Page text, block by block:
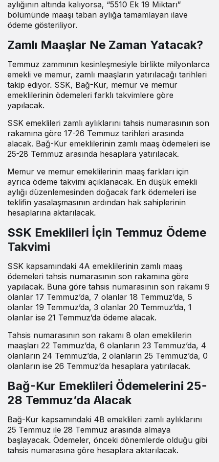
aylığının altında kalıyorsa, “5510 Ek 19 Miktarı”
bölümünde maaşı taban aylığa tamamlayan ilave
ödeme gösteriliyor.
Zamlı Maaşlar Ne Zaman Yatacak?
Temmuz zammının kesinleşmesiyle birlikte milyonlarca
emekli ve memur, zamlı maaşların yatırılacağı tarihleri
takip ediyor. SSK, Bağ-Kur, memur ve memur
emeklilerinin ödemeleri farklı takvimlere göre
yapılacak.
SSK emeklileri zamlı aylıklarını tahsis numarasının son
rakamına göre 17-26 Temmuz tarihleri arasında
alacak. Bağ-Kur emeklilerinin zamlı maaş ödemeleri ise
25-28 Temmuz arasında hesaplara yatırılacak.
Memur ve memur emeklilerinin maaş farkları için
ayrıca ödeme takvimi açıklanacak. En düşük emekli
aylığı düzenlemesinden doğacak fark ödemeleri ise
teklifin yasalaşmasının ardından hak sahiplerinin
hesaplarına aktarılacak.
SSK Emeklileri İçin Temmuz Ödeme
Takvimi
SSK kapsamındaki 4A emeklilerinin zamlı maaş
ödemeleri tahsis numarasının son rakamına göre
yapılacak. Buna göre tahsis numarasının son rakamı 9
olanlar 17 Temmuz’da, 7 olanlar 18 Temmuz’da, 5
olanlar 19 Temmuz’da, 3 olanlar 20 Temmuz’da, 1
olanlar ise 21 Temmuz’da ödeme alacak.
Tahsis numarasının son rakamı 8 olan emeklilerin
maaşları 22 Temmuz’da, 6 olanların 23 Temmuz’da, 4
olanların 24 Temmuz’da, 2 olanların 25 Temmuz’da, 0
olanların ise 26 Temmuz’da hesaplara yatırılacak.
Bağ-Kur Emeklileri Ödemelerini 25-
28 Temmuz’da Alacak
Bağ-Kur kapsamındaki 4B emeklileri zamlı aylıklarını
25 Temmuz ile 28 Temmuz arasında almaya
başlayacak. Ödemeler, önceki dönemlerde olduğu gibi
tahsis numarasına göre hesaplara aktarılacak.